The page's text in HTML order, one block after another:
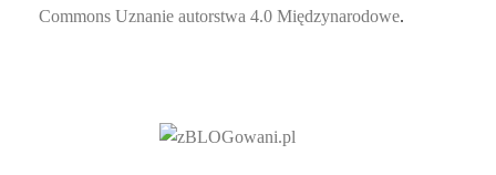
Commons Uznanie autorstwa 4.0 Międzynarodowe.